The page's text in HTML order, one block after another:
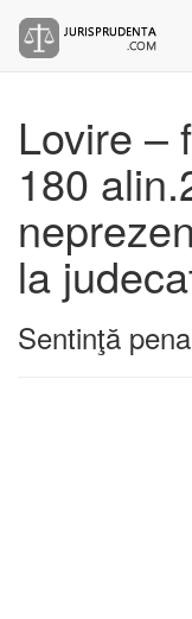
Lovire –
180
la
Sentinţă